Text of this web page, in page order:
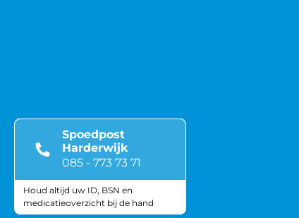
Spoedpost
Harderwijk
085 - 773 73 71
Houd altijd uw ID, BSN en
medicatieoverzicht bij de hand